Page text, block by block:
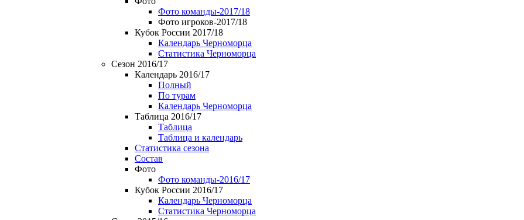
Фото команды-2017/18
Фото игроков-2017/18
Кубок России 2017/18
Календарь Черноморца
Статистика Черноморца
Сезон 2016/17
Календарь 2016/17
Полный
По турам
Календарь Черноморца
Таблица 2016/17
Таблица
Таблица и календарь
Статистика сезона
Состав
Фото
Фото команды-2016/17
Кубок России 2016/17
Календарь Черноморца
Статистика Черноморца